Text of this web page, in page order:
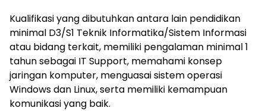
Kualifikasi yang dibutuhkan antara lain pendidikan
minimal D3/S1 Teknik Informatika/Sistem Informasi
atau bidang terkait, memiliki pengalaman minimal 1
tahun sebagai IT Support, memahami konsep
jaringan komputer, menguasai sistem operasi
Windows dan Linux, serta memiliki kemampuan
komunikasi yang baik.